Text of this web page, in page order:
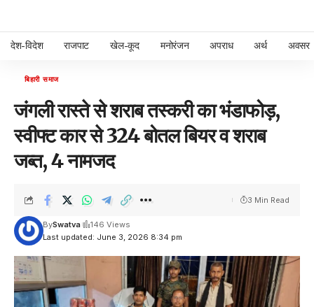
देश-विदेश राजपाट खेल-कूद मनोरंजन अपराध अर्थ अवसर
बिहारी समाज
जंगली रास्ते से शराब तस्करी का भंडाफोड़,
स्वीफ्ट कार से 324 बोतल बियर व शराब
जब्त, 4 नामजद
Last updated: June 3, 2026 8:34 pm
BySwatva 146 Views
3 Min Read